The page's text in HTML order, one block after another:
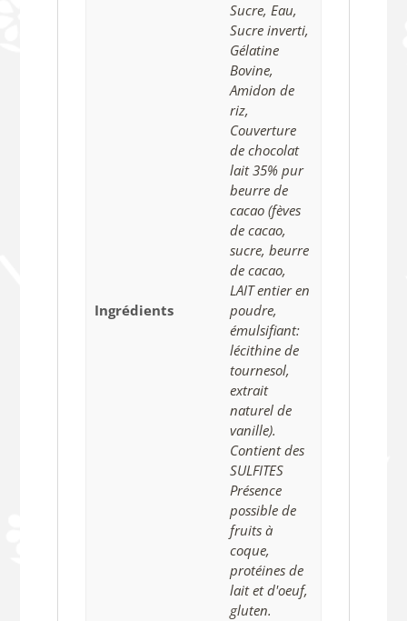
Ingrédients
Sucre, Eau,
Sucre inverti,
Gélatine
Bovine,
Amidon de
riz,
Couverture
de chocolat
lait 35% pur
beurre de
cacao (fèves
de cacao,
sucre, beurre
de cacao,
LAIT entier en
poudre,
émulsifiant:
lécithine de
tournesol,
extrait
naturel de
vanille).
Contient des
SULFITES
Présence
possible de
fruits à
coque,
protéines de
lait et d'oeuf,
gluten.